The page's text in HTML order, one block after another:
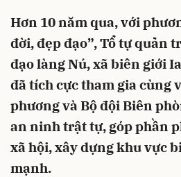
Hơn 10 năm qua, với
đời, đẹp đạo”, Tổ tự quản
đạo làng Nú, xã biên giới
đã tích cực tham gia cùng
phương và Bộ đội Biên
an ninh trật tự, góp phần
xã hội, xây dựng khu vực
mạnh.